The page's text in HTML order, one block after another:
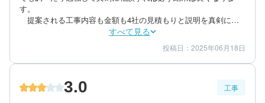
す。
提案される工事内容も金額も4社の見積もりと説明を真剣に検
討・相談すればおのずと相手の正直さ誠実さと最善がわかりま
す。工事金額は高い安いだけにとらわれず、材料・工事内容に対
して妥当であるかが重要です。その選択肢の中で自分に合った最
善と判断したものを選んだらいいです。
と工事です。あとは自分自身の要望にどれが一番あっているかで
すべて見る
金額感 4
担当者 5
50代/男性/一戸建て
投稿日：2025年06月18日
3.0 工事